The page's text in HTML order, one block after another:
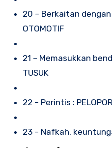
20 – Berkaitan
OTOMOTIF
21 – Memasukkan
TUSUK
22 – Perintis : PELOPOR
23 – Nafkah,